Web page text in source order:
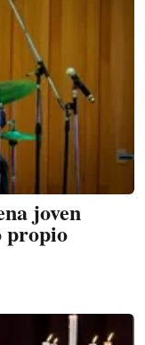
joven
propio